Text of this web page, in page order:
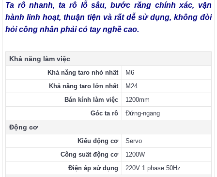
Ta rô nhanh, ta rô lỗ sâu, bước răng chính xác, vận
hành linh hoạt, thuận tiện và rất dễ sử dụng, không đòi
hỏi công nhân phải có tay nghề cao.
Khả năng làm việc
Khả năng taro nhỏ nhất
M6
Khả năng taro lớn nhất
M24
Bán kính làm việc
1200mm
Góc ta rô
Đứng-ngang
Động cơ
Kiểu động cơ
Servo
Công suất động cơ
1200W
Điện áp sử dụng
220V 1 phase 50Hz